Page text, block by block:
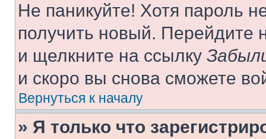
Не паникуйте! Хотя пароль
получить новый. Перейдите
и щелкните на ссылку
и скоро вы снова сможете
Вернуться к началу
» Я только что